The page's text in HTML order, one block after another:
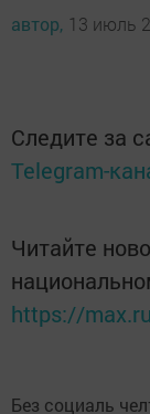
автор, 13 июль
Следите за
Telegram-
Читайте
https://
Без социаль